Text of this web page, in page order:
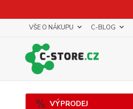
VŠE O NÁKUPU C-BLOG
VÝPRODEJ